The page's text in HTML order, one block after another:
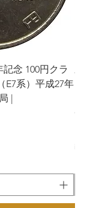
Sie Ihre
Verständnis
Zufriedenheit
und wir
um Ihnen ein
zu
念 100円クラ
E7系）平成27年
|